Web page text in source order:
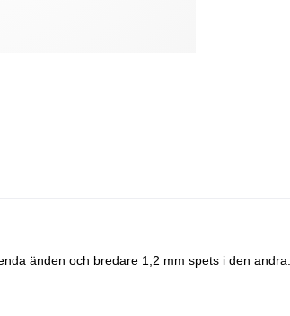
änden och bredare 1,2 mm spets i den andra.